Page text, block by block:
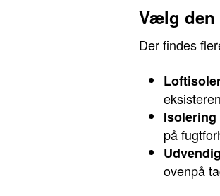
Vælg den
Der findes
på
ovenpå